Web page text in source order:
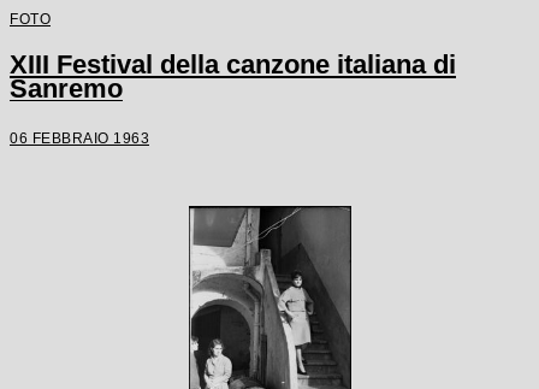
FOTO
XIII Festival della canzone italiana di
Sanremo
06 FEBBRAIO 1963